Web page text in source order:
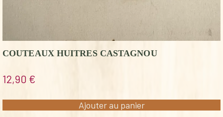
COUTEAUX HUITRES CASTAGNOU
12,90 €
Ajouter au panier